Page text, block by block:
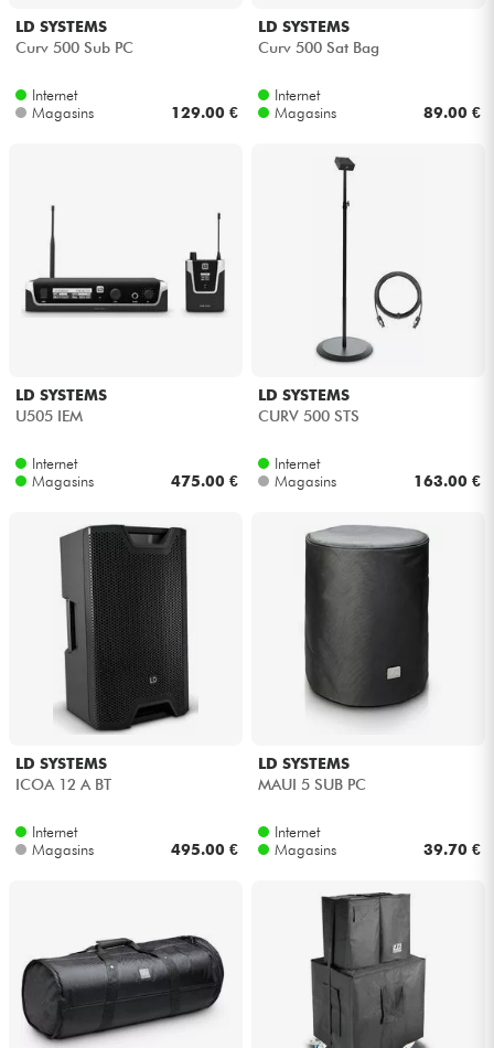
LD SYSTEMS
Curv 500 Sub PC
Internet
Magasins
129.00 €
LD SYSTEMS
Curv 500 Sat Bag
Internet
Magasins
89.00 €
LD SYSTEMS
U505 IEM
Internet
Magasins
475.00 €
LD SYSTEMS
CURV 500 STS
Internet
Magasins
163.00 €
LD SYSTEMS
ICOA 12 A BT
Internet
Magasins
495.00 €
LD SYSTEMS
MAUI 5 SUB PC
Internet
Magasins
39.70 €